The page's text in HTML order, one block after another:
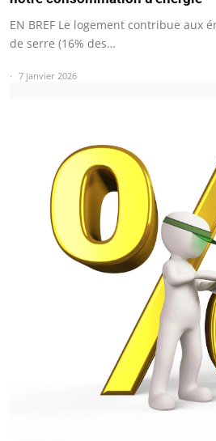
EN BREF Le logement contribue aux
de serre (16% des…
7 janvier 2026